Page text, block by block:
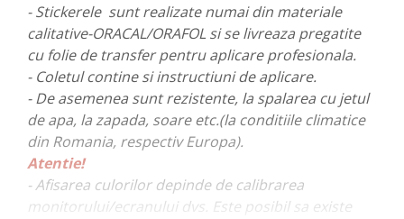
STICKERE CAPAC REZERVOR
STICKERE CRĂCIUN
STICKERE CU ANIMALE
STICKERE GEAM MIC
STICKERE JDM
STICKERE PENTRU CAPOTA
STICKERE PENTRU LATERALE
STICKERE PERSONALIZATE
- Stickerele sunt realizate numai din materiale
calitative-ORACAL/ORAFOL si se livreaza pregatite
cu folie de transfer pentru aplicare profesionala.
- Coletul contine si instructiuni de aplicare.
- De asemenea sunt rezistente, la spalarea cu jetul
de apa, la zapada, soare etc.(la conditiile climatice
din Romania, respectiv Europa).
Atentie!
- Afisarea culorilor depinde de calibrarea
monitorului/ecranului dvs. Este posibil sa existe